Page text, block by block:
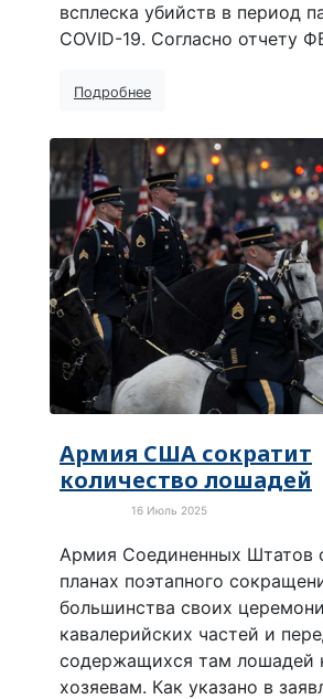
всплеска убийств в период
COVID-19. Согласно отчету
Подробнее
Армия США сократит
количество лошадей
16 Июль 2025
Армия Соединенных Штатов
планах поэтапного
большинства своих
кавалерийских частей и
содержащихся там лошадей
хозяевам. Как указано в